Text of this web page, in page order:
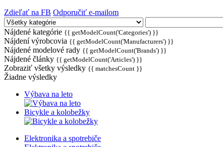
Zdieľať na FB Odporučiť e-mailom
Nájdené kategórie {{ getModelCount('Categories') }}
Nájdení výrobcovia {{ getModelCount('Manufacturers') }}
Nájdené modelové rady {{ getModelCount('Brands') }}
Nájdené články {{ getModelCount('Articles') }}
Zobraziť všetky výsledky {{ matchesCount }}
Žiadne výsledky
Výbava na leto
Bicykle a kolobežky
Elektronika a spotrebiče